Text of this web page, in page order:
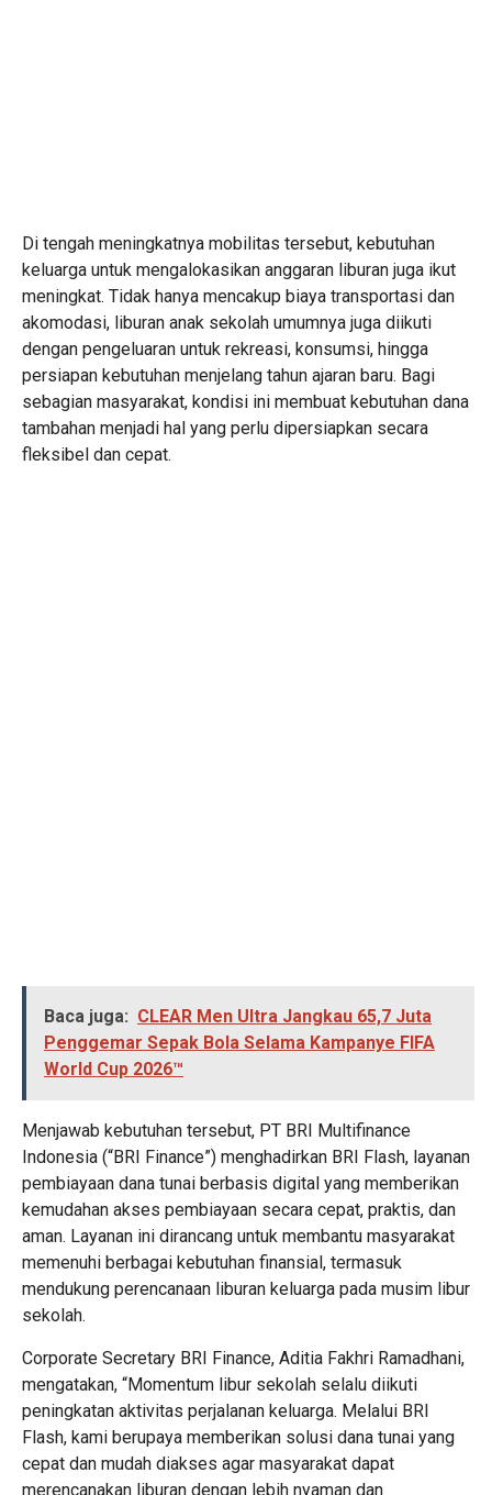
Di tengah meningkatnya mobilitas tersebut, kebutuhan
keluarga untuk mengalokasikan anggaran liburan juga ikut
meningkat. Tidak hanya mencakup biaya transportasi dan
akomodasi, liburan anak sekolah umumnya juga diikuti
dengan pengeluaran untuk rekreasi, konsumsi, hingga
persiapan kebutuhan menjelang tahun ajaran baru. Bagi
sebagian masyarakat, kondisi ini membuat kebutuhan dana
tambahan menjadi hal yang perlu dipersiapkan secara
fleksibel dan cepat.
Baca juga: CLEAR Men Ultra Jangkau 65,7 Juta
Penggemar Sepak Bola Selama Kampanye FIFA
World Cup 2026™
Menjawab kebutuhan tersebut, PT BRI Multifinance
Indonesia (“BRI Finance”) menghadirkan BRI Flash, layanan
pembiayaan dana tunai berbasis digital yang memberikan
kemudahan akses pembiayaan secara cepat, praktis, dan
aman. Layanan ini dirancang untuk membantu masyarakat
memenuhi berbagai kebutuhan finansial, termasuk
mendukung perencanaan liburan keluarga pada musim libur
sekolah.
Corporate Secretary BRI Finance, Aditia Fakhri Ramadhani,
mengatakan, “Momentum libur sekolah selalu diikuti
peningkatan aktivitas perjalanan keluarga. Melalui BRI
Flash, kami berupaya memberikan solusi dana tunai yang
cepat dan mudah diakses agar masyarakat dapat
merencanakan liburan dengan lebih nyaman dan